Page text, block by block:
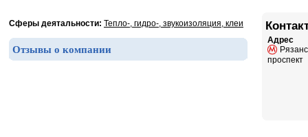
Сферы деятальности: Тепло-, гидро-, звукоизоляция, клеи
Отзывы о компании
Адрес
проспект